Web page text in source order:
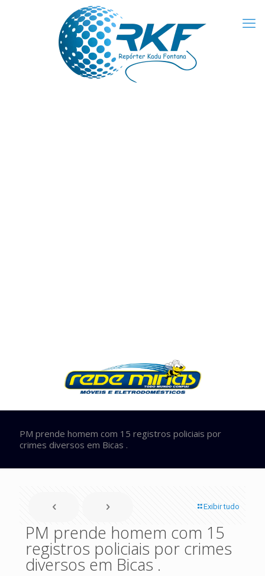
PM prende homem com 15 registros policiais por
crimes diversos em Bicas .
Exibir tudo
PM prende homem com 15
registros policiais por crimes
diversos em Bicas .